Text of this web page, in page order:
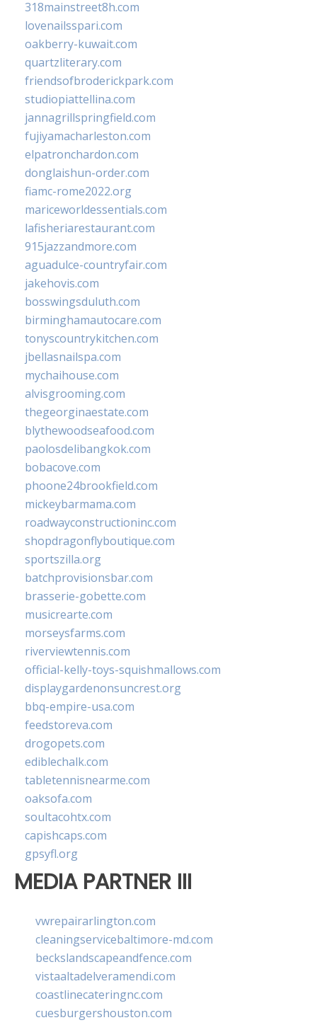
318mainstreet8h.com
lovenailsspari.com
oakberry-kuwait.com
quartzliterary.com
friendsofbroderickpark.com
studiopiattellina.com
jannagrillspringfield.com
fujiyamacharleston.com
elpatronchardon.com
donglaishun-order.com
fiamc-rome2022.org
mariceworldessentials.com
lafisheriarestaurant.com
915jazzandmore.com
aguadulce-countryfair.com
jakehovis.com
bosswingsduluth.com
birminghamautocare.com
tonyscountrykitchen.com
jbellasnailspa.com
mychaihouse.com
alvisgrooming.com
thegeorginaestate.com
blythewoodseafood.com
paolosdelibangkok.com
bobacove.com
phoone24brookfield.com
mickeybarmama.com
roadwayconstructioninc.com
shopdragonflyboutique.com
sportszilla.org
batchprovisionsbar.com
brasserie-gobette.com
musicrearte.com
morseysfarms.com
riverviewtennis.com
official-kelly-toys-squishmallows.com
displaygardenonsuncrest.org
bbq-empire-usa.com
feedstoreva.com
drogopets.com
ediblechalk.com
tabletennisnearme.com
oaksofa.com
soultacohtx.com
capishcaps.com
gpsyfl.org
MEDIA PARTNER III
vwrepairarlington.com
cleaningservicebaltimore-md.com
beckslandscapeandfence.com
vistaaltadelveramendi.com
coastlinecateringnc.com
cuesburgershouston.com